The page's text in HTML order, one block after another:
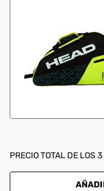
PRECIO TOTAL DE LOS